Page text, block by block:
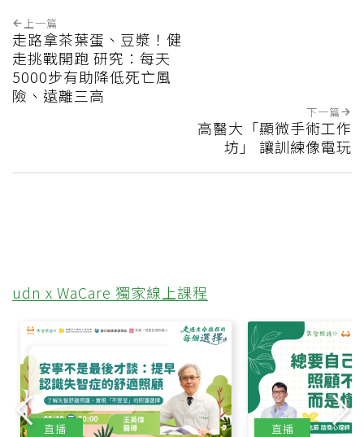
上一篇
走路拿茶葉蛋、豆漿！健
走挑戰開跑 研究：每天
5000步有助降低死亡風
險、遠離三高
下一篇
高醫大「顯微手術工作
坊」 讓訓練像電玩
udn x WaCare 獨家線上課程
直播 直播